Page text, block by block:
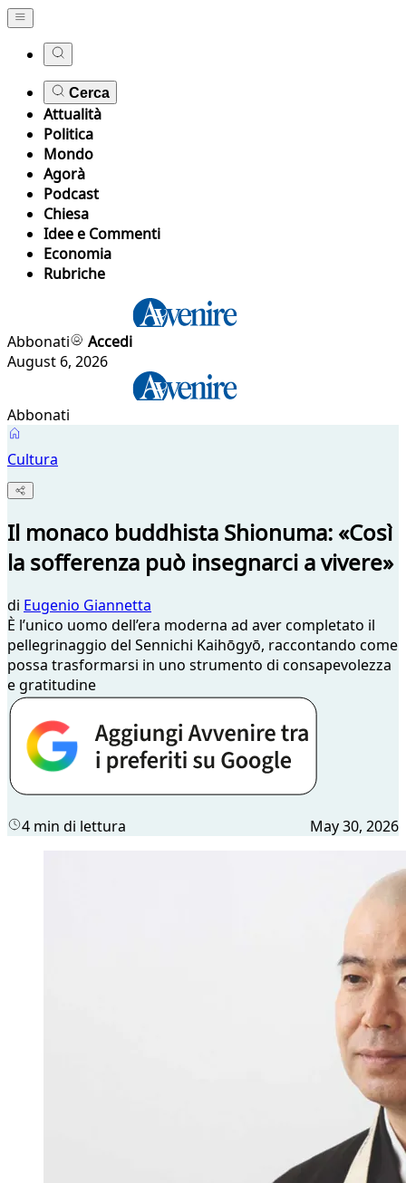
Cerca
Attualità
Politica
Mondo
Agorà
Podcast
Chiesa
Idee e Commenti
Economia
Rubriche
Abbonati
Accedi
August 6, 2026
Abbonati
Cultura
Il monaco buddhista Shionuma: «Così
la sofferenza può insegnarci a vivere»
di Eugenio Giannetta
È l’unico uomo dell’era moderna ad aver completato il
pellegrinaggio del Sennichi Kaihōgyō, raccontando come
possa trasformarsi in uno strumento di consapevolezza
e gratitudine
4 min di lettura May 30, 2026